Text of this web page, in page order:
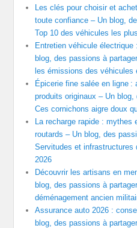
Les clés pour choisir et
toute confiance – Un blog,
Top 10 des véhicules les
Entretien véhicule électrique
blog, des passions à
les émissions des véhicules
Épicerie fine salée en ligne :
produits originaux – Un
Ces cornichons aigre doux
La recharge rapide :
routards – Un blog, des
Servitudes et infrastructures
2026
Découvrir les artisans en
blog, des passions à
déménagement ancien
Assurance auto 2026 :
blog, des passions à